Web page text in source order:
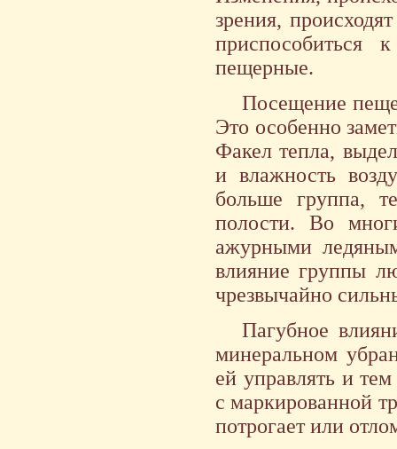
зрения,
приспособиться
пещерные.
Посещение
Это особенно
Факел тепла,
и влажность
больше группа,
полости. Во
ажурными
влияние группы
чрезвычайно
Пагубное
минеральном
ей управлять и
с маркированной
потрогает или